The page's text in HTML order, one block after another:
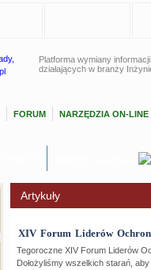
Platforma wymiany
działających w branży
FORUM NARZĘDZIA ON-LINE
Artykuły
XIV Forum Liderów
Tegoroczne XIV Forum Liderów
Dołożyliśmy wszelkich starań,